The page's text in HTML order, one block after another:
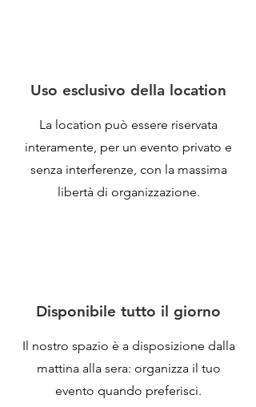
Uso esclusivo della location
La location può essere riservata
interamente, per un evento privato e
senza interferenze, con la massima
libertà di organizzazione.
Disponibile tutto il giorno
Il nostro spazio è a disposizione dalla
mattina alla sera: organizza il tuo
evento quando preferisci.